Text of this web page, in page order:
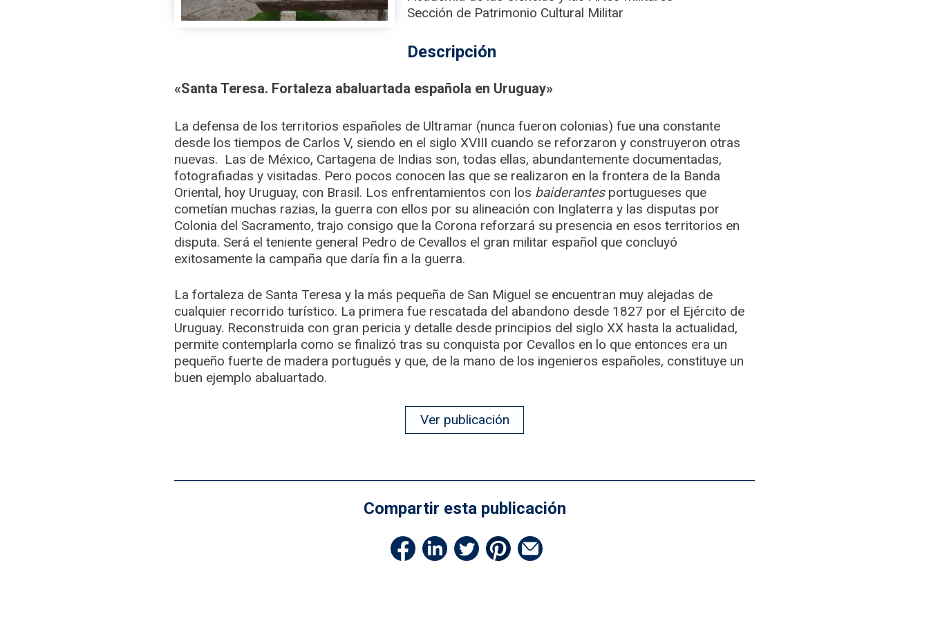
Sección de Patrimonio Cultural Militar
Descripción
«Santa Teresa. Fortaleza abaluartada española en Uruguay»
La defensa de los territorios españoles de Ultramar (nunca fueron colonias) fue una constante
desde los tiempos de Carlos V, siendo en el siglo XVIII cuando se reforzaron y construyeron otras
nuevas. Las de México, Cartagena de Indias son, todas ellas, abundantemente documentadas,
fotografiadas y visitadas. Pero pocos conocen las que se realizaron en la frontera de la Banda
Oriental, hoy Uruguay, con Brasil. Los enfrentamientos con los baiderantesportugueses que
cometían muchas razias, la guerra con ellos por su alineación con Inglaterra y las disputas por
Colonia del Sacramento, trajo consigo que la Corona reforzará su presencia en esos territorios en
disputa. Será el teniente general Pedro de Cevallos el gran militar español que concluyó
exitosamente la campaña que daría fin a la guerra.
La fortaleza de Santa Teresa y la más pequeña de San Miguel se encuentran muy alejadas de
cualquier recorrido turístico. La primera fue rescatada del abandono desde 1827 por el Ejército de
Uruguay. Reconstruida con gran pericia y detalle desde principios del siglo XX hasta la actualidad,
permite contemplarla como se finalizó tras su conquista por Cevallos en lo que entonces era un
pequeño fuerte de madera portugués y que, de la mano de los ingenieros españoles, constituye un
buen ejemplo abaluartado.
Ver publicación
Compartir esta publicación